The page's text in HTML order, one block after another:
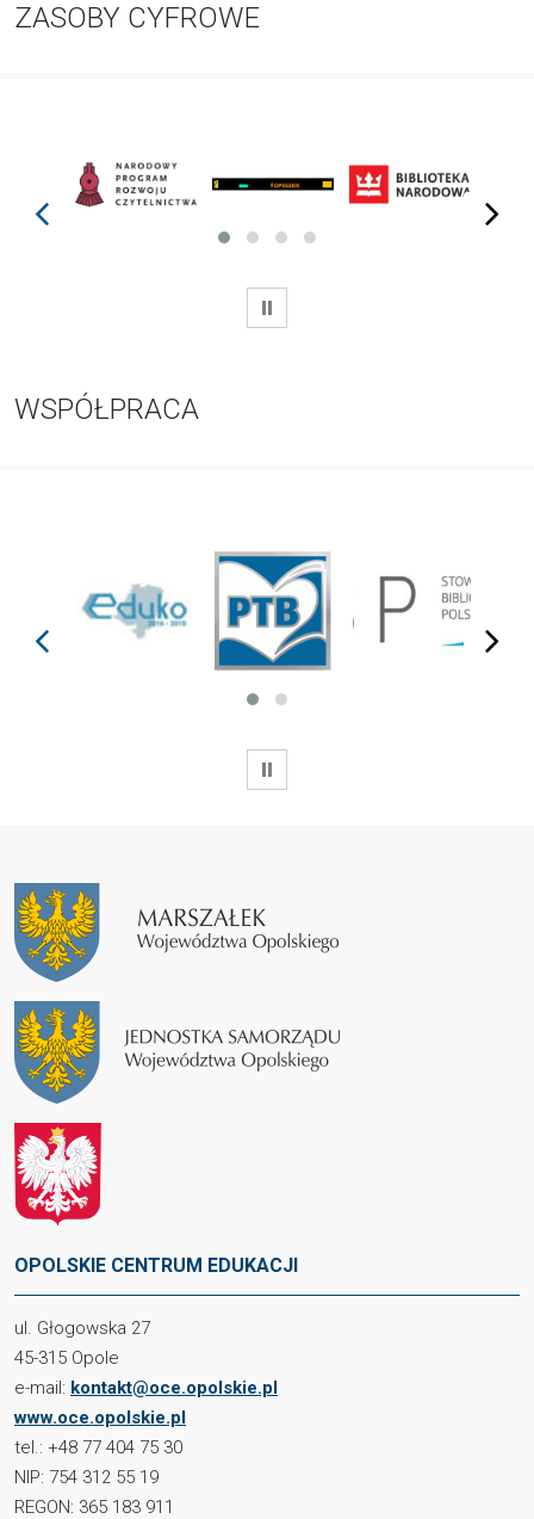
ZASOBY CYFROWE
prev next
WSTRZYMAJ
WSPÓŁPRACA
prev next
WSTRZYMAJ
OPOLSKIE CENTRUM EDUKACJI
ul. Głogowska 27
45-315 Opole
e-mail: kontakt@oce.opolskie.pl
www.oce.opolskie.pl
tel.: +48 77 404 75 30
NIP: 754 312 55 19
REGON: 365 183 911